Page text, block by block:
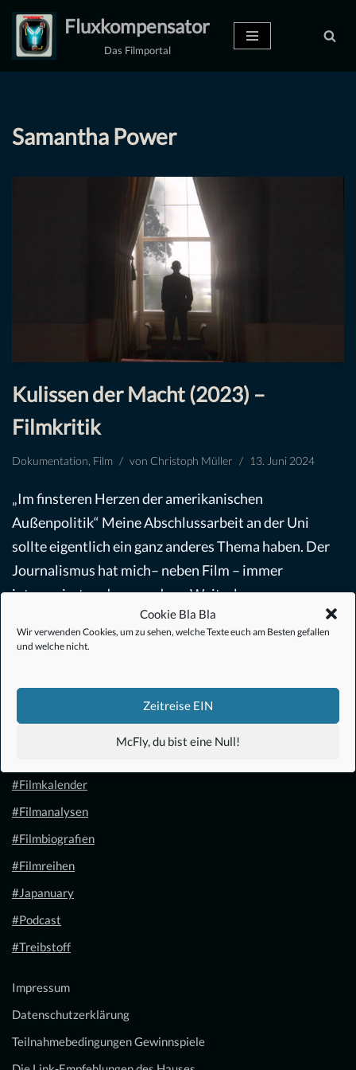
Cookie Bla Bla
Wir verwenden Cookies, um zu sehen, welche Texte euch am Besten gefallen
und welche nicht.
Zeitreise EIN
McFly, du bist eine Null!
Zum
Inhalt
Fluxkompensator
Das Filmportal
Samantha Power
Kulissen der Macht (2023) –
Filmkritik
Dokumentation Film von Christoph Müller 13. Juni 2024
„Im finsteren Herzen der amerikanischen
Außenpolitik“ Meine Abschlussarbeit an der Uni
sollte eigentlich ein ganz anderes Thema haben. Der
Journalismus hat mich– neben Film – immer
interessiert und wegen des…Weiterlesen »
#Filmkalender
#Filmanalysen
#Filmbiografien
#Filmreihen
#Japanuary
#Podcast
#Treibstoff
Impressum
Datenschutzerklärung
Teilnahmebedingungen Gewinnspiele